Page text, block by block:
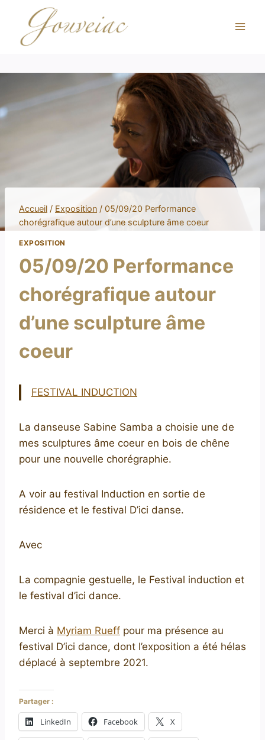
Accueil / Exposition / 05/09/20 Performance
chorégrafique autour d’une sculpture âme coeur
EXPOSITION
05/09/20 Performance
chorégrafique autour
d’une sculpture âme
coeur
FESTIVAL INDUCTION
La danseuse Sabine Samba a choisie une de
mes sculptures âme coeur en bois de chêne
pour une nouvelle chorégraphie.
A voir au festival Induction en sortie de
résidence et le festival D’ici danse.
Avec
La compagnie gestuelle, le Festival induction et
le festival d’ici dance.
Merci à Myriam Rueff pour ma présence au
festival D’ici dance, dont l’exposition a été hélas
déplacé à septembre 2021.
Partager :
LinkedIn Facebook X